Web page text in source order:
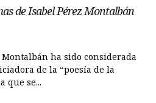
de Isabel Pérez Montalbán
ha sido considerada
de la “poesía de la
que se...